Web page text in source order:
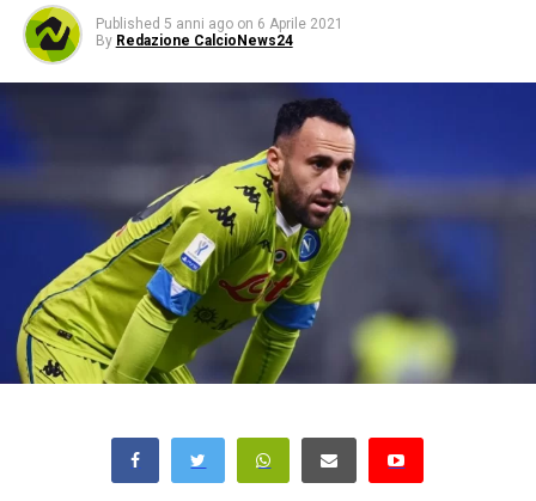
Published 5 anni ago on 6 Aprile 2021
By Redazione CalcioNews24